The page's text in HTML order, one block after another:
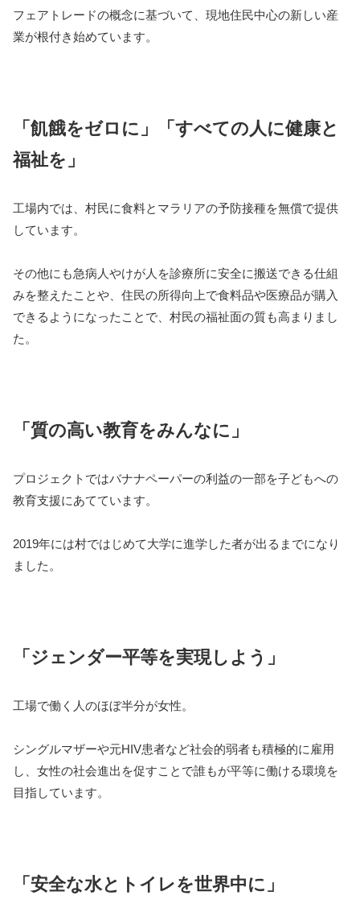
フェアトレードの概念に基づいて、現地住民中心の新しい産
業が根付き始めています。
「飢餓をゼロに」「すべての人に健康と
福祉を」
工場内では、村民に食料とマラリアの予防接種を無償で提供
しています。
その他にも急病人やけが人を診療所に安全に搬送できる仕組
みを整えたことや、住民の所得向上で食料品や医療品が購入
できるようになったことで、村民の福祉面の質も高まりまし
た。
「質の高い教育をみんなに」
プロジェクトではバナナペーパーの利益の一部を子どもへの
教育支援にあてています。
2019年には村ではじめて大学に進学した者が出るまでになり
ました。
「ジェンダー平等を実現しよう」
工場で働く人のほぼ半分が女性。
シングルマザーや元HIV患者など社会的弱者も積極的に雇用
し、女性の社会進出を促すことで誰もが平等に働ける環境を
目指しています。
「安全な水とトイレを世界中に」